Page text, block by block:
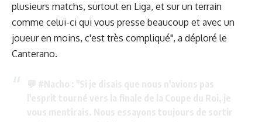
plusieurs matchs, surtout en Liga, et sur un terrain
comme celui-ci qui vous presse beaucoup et avec un
joueur en moins, c'est très compliqué", a déploré le
Canterano.